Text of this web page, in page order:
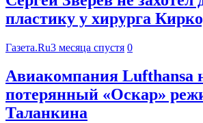
пластику у хирурга
Газета.Ru3 месяца спустя 0
Авиакомпания Lufthansa
потерянный «Оскар»
Таланкина